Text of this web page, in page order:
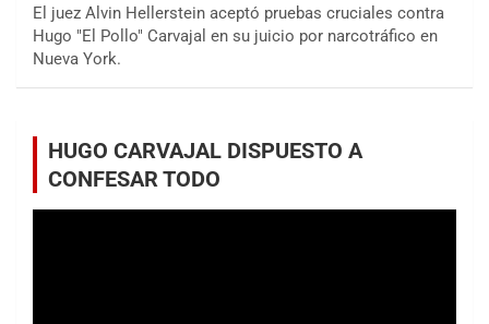
El juez Alvin Hellerstein aceptó pruebas cruciales contra
Hugo "El Pollo" Carvajal en su juicio por narcotráfico en
Nueva York.
HUGO CARVAJAL DISPUESTO A
CONFESAR TODO